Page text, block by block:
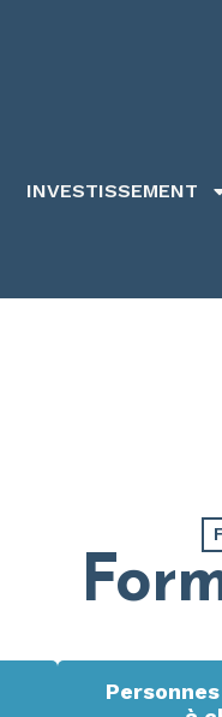
INVESTISSEMENT